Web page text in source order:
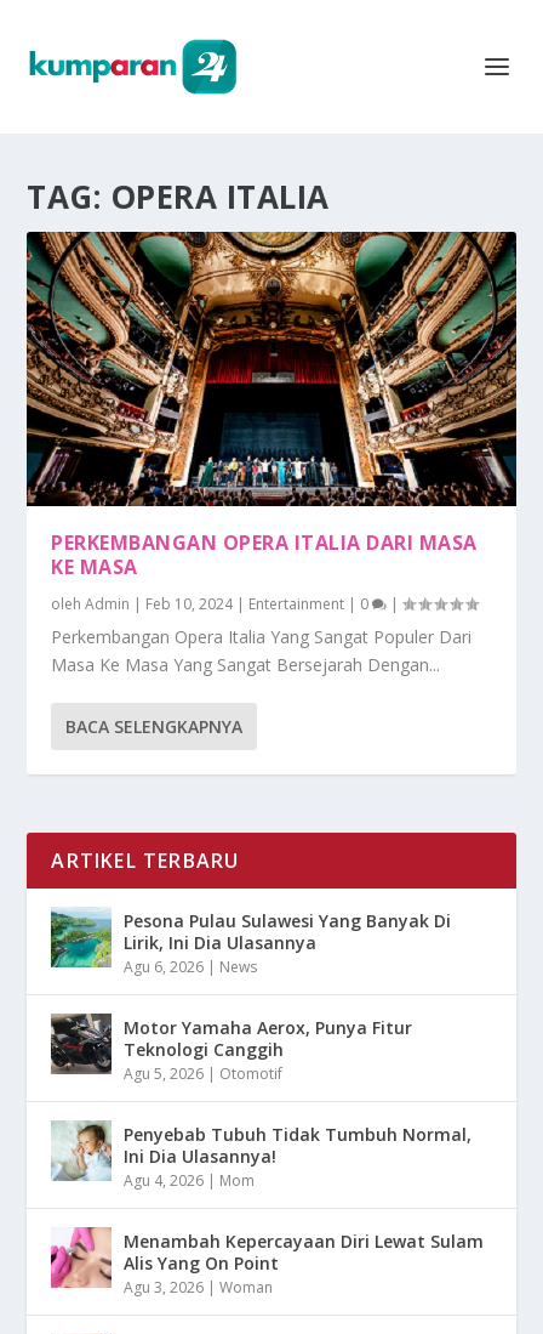
TAG: OPERA ITALIA
PERKEMBANGAN OPERA ITALIA DARI MASA
KE MASA
olehAdmin | Feb 10, 2024| Entertainment | 0 |
Perkembangan Opera Italia Yang Sangat Populer Dari
Masa Ke Masa Yang Sangat Bersejarah Dengan...
BACA SELENGKAPNYA
ARTIKEL TERBARU
Pesona Pulau Sulawesi Yang Banyak Di
Lirik, Ini Dia Ulasannya
Agu 6, 2026 | News
Motor Yamaha Aerox, Punya Fitur
Teknologi Canggih
Agu 5, 2026 | Otomotif
Penyebab Tubuh Tidak Tumbuh Normal,
Ini Dia Ulasannya!
Agu 4, 2026 | Mom
Menambah Kepercayaan Diri Lewat Sulam
Alis Yang On Point
Agu 3, 2026 |Woman